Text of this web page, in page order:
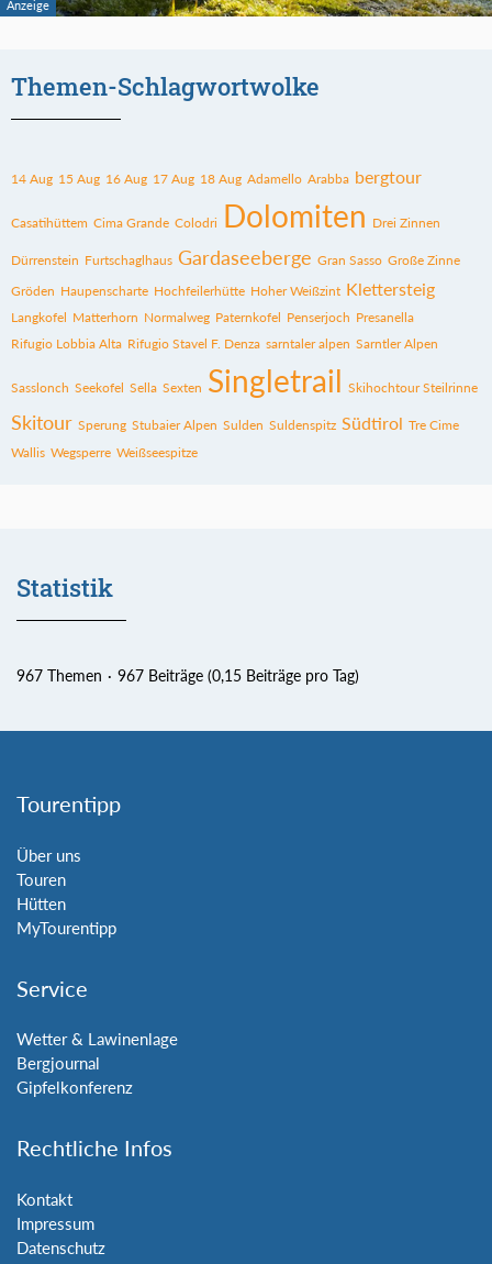
Themen-Schlagwortwolke
14 Aug 15 Aug 16 Aug 17 Aug 18 Aug Adamello Arabba bergtour
Casatihüttem Cima Grande Colodri Dolomiten Drei Zinnen
Dürrenstein Furtschaglhaus Gardaseeberge Gran Sasso Große Zinne
Gröden Haupenscharte Hochfeilerhütte Hoher Weißzint Klettersteig
Langkofel Matterhorn Normalweg Paternkofel Penserjoch Presanella
Rifugio Lobbia Alta Rifugio Stavel F. Denza sarntaler alpen Sarntler Alpen
Sasslonch Seekofel Sella Sexten Singletrail Skihochtour Steilrinne
Skitour Sperung Stubaier Alpen Sulden Suldenspitz Südtirol Tre Cime
Wallis Wegsperre Weißseespitze
Statistik
967 Themen 967 Beiträge (0,15 Beiträge pro Tag)
Tourentipp
Über uns
Touren
Hütten
MyTourentipp
Service
Wetter & Lawinenlage
Bergjournal
Gipfelkonferenz
Rechtliche Infos
Kontakt
Impressum
Datenschutz